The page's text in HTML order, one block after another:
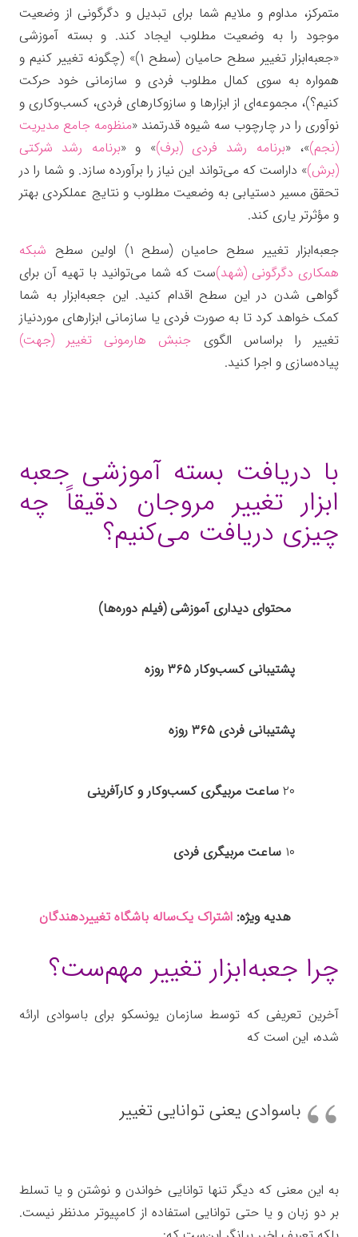
متمرکز، مداوم و ملایم شما برای تبدیل و دگرگونی از وضعیت
موجود را به وضعیت مطلوب ایجاد کند. و بسته آموزشی
«جعبه‌ابزار تغییر سطح حامیان (سطح ۱)» (چگونه تغییر کنیم و
همواره به سوی کمال مطلوب فردی و سازمانی خود حرکت
کنیم؟)، مجموعه‌ای از ابزارها و سازوکارهای فردی، کسب‌وکاری و
نوآوری را در چارچوب سه شیوه قدرتمند «منظومه جامع مدیریت
(نجم)»، «برنامه رشد فردی (برف)» و «برنامه رشد شرکتی
(برش)» داراست که می‌تواند این نیاز را برآورده سازد. و شما را در
تحقق مسیر دستیابی به وضعیت مطلوب و نتایج عملکردی بهتر
و مؤثرتر یاری کند.
جعبه‌ابزار تغییر سطح حامیان (سطح ۱) اولین سطح
شبکه
همکاری دگرگونی (شهد)ست که شما می‌توانید با تهیه آن برای
گواهی شدن در این سطح اقدام کنید. این جعبه‌ابزار به شما
کمک خواهد کرد تا به صورت فردی یا سازمانی ابزارهای موردنیاز
تغییر را براساس الگوی جنبش هارمونی تغییر (جهت)
پیاده‌سازی و اجرا کنید.
با دریافت بسته آموزشی جعبه
ابزار تغییر مروجان دقیقاً چه
چیزی دریافت می‌کنیم؟
محتوای دیداری آموزشی (فیلم دوره‌ها)
پشتیبانی کسب‌وکار ۳۶۵ روزه
پشتیبانی فردی ۳۶۵ روزه
ساعت مربیگری کسب‌وکار و کارآفرینی
ساعت مربیگری فردی
هدیه ویژه: اشتراک یک‌ساله باشگاه تغییردهندگان
چرا جعبه‌ابزار تغییر مهم‌ست؟
آخرین تعریفی که توسط سازمان یونسکو برای باسوادی ارائه
شده، این است که
باسوادی یعنی توانایی تغییر
به این معنی که دیگر تنها توانایی خواندن و نوشتن و یا تسلط
بر دو زبان و یا حتی توانایی استفاده از کامپیوتر مدنظر نیست.